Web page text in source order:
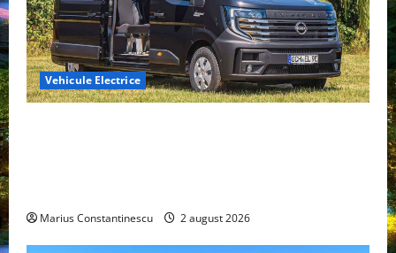
Vehicule Electrice
Marius Constantinescu 2 august 2026